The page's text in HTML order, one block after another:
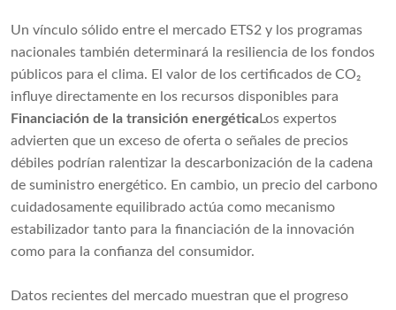
Un vínculo sólido entre el mercado ETS2 y los programas
nacionales también determinará la resiliencia de los fondos
públicos para el clima. El valor de los certificados de CO₂
influye directamente en los recursos disponibles para
Financiación de la transición energéticaLos expertos
advierten que un exceso de oferta o señales de precios
débiles podrían ralentizar la descarbonización de la cadena
de suministro energético. En cambio, un precio del carbono
cuidadosamente equilibrado actúa como mecanismo
estabilizador tanto para la financiación de la innovación
como para la confianza del consumidor.
Datos recientes del mercado muestran que el progreso